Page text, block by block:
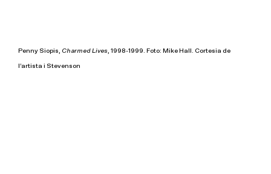
Penny Siopis, Charmed Lives , 1998-1999. Foto: Mike Hall. Cortesia de
l’artista i Stevenson